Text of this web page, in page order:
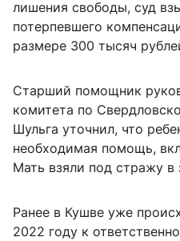
лишения свободы, суд
потерпевшего
размере 300 тысяч
Старший помощник
комитета по
Шульга уточнил, что
необходимая помощь,
Мать взяли под стражу в
Ранее в Кушве уже
2022 году к